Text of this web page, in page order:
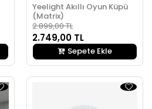
Yeelight Akıllı Oyun Küpü
(Matrix)
2.899,00 TL
2.749,00 TL
Sepete Ekle